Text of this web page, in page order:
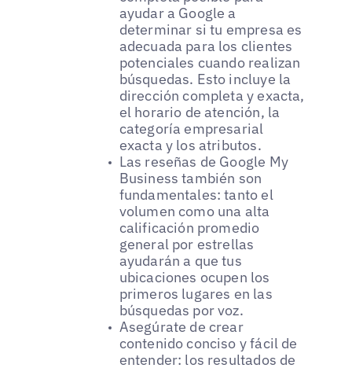
ayudar a Google a
determinar si tu empresa es
adecuada para los clientes
potenciales cuando realizan
búsquedas. Esto incluye la
dirección completa y exacta,
el horario de atención, la
categoría empresarial
exacta y los atributos.
Las reseñas de Google My
Business también son
fundamentales: tanto el
volumen como una alta
calificación promedio
general por estrellas
ayudarán a que tus
ubicaciones ocupen los
primeros lugares en las
búsquedas por voz.
Asegúrate de crear
contenido conciso y fácil de
entender: los resultados de